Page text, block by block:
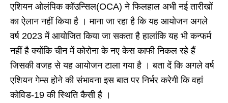
एशियन ओलंपिक कॉउन्सिल(OCA) ने फिलहाल अभी नई तारीखों
का ऐलान नहीं किया है । माना जा रहा है कि यह आयोजन अगले
वर्ष 2023 में आयोजित किया जा सकता है हालांकि यह भी कन्फर्म
नहीं है क्योंकि चीन में कोरोना के नए केस काफी निकल रहे हैं
जिसकी वजह से यह आयोजन टाला गया है । बता दें कि अगले वर्ष
एशियन गेम्स होने की संभावना इस बात पर निर्भर करेगी कि वहां
कोविड-19 की स्थिति कैसी है ।